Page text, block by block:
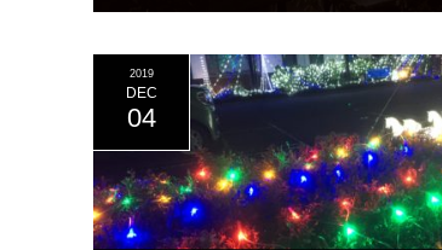
2019
DEC
04